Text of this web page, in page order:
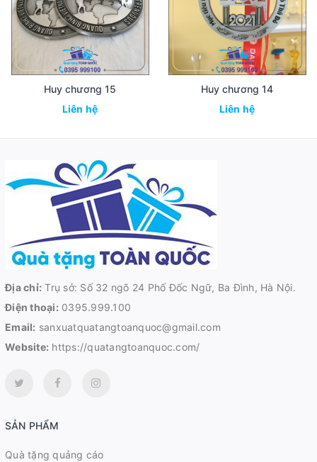
Huy chương 15
Liên hệ
Huy chương 14
Liên hệ
Địa chỉ: Trụ sở: Số 32 ngõ 24 Phố Đốc Ngữ, Ba Đình, Hà Nội.
Điện thoại: 0395.999.100
Email: sanxuatquatangtoanquoc@gmail.com
Website: https://quatangtoanquoc.com/
SẢN PHẨM
Quà tặng quảng cáo